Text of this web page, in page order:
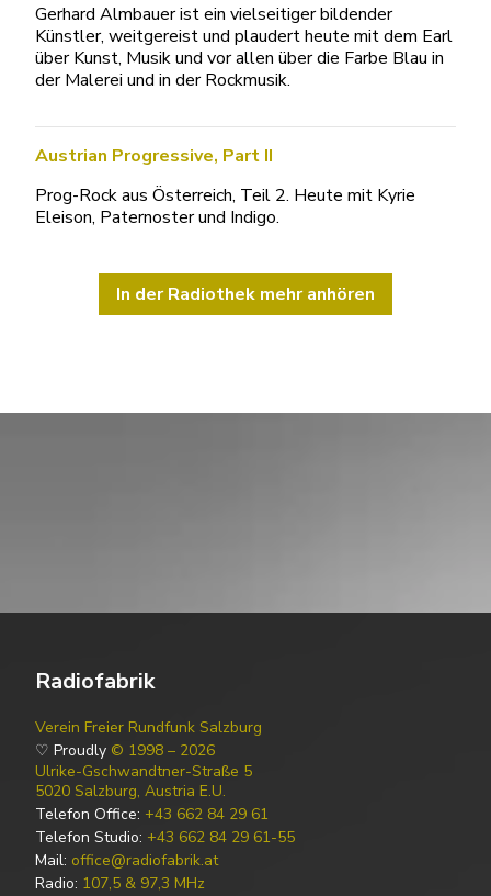
Gerhard Almbauer ist ein vielseitiger bildender
Künstler, weitgereist und plaudert heute mit dem Earl
über Kunst, Musik und vor allen über die Farbe Blau in
der Malerei und in der Rockmusik.
Austrian Progressive, Part II
Prog-Rock aus Österreich, Teil 2. Heute mit Kyrie
Eleison, Paternoster und Indigo.
In der Radiothek mehr anhören
Radiofabrik
Verein Freier Rundfunk Salzburg
♡ Proudly © 1998 – 2026
Ulrike-Gschwandtner-Straße 5
5020 Salzburg, Austria E.U.
Telefon Office: +43 662 84 29 61
Telefon Studio: +43 662 84 29 61-55
Mail: office@radiofabrik.at
Radio: 107,5 & 97,3 MHz